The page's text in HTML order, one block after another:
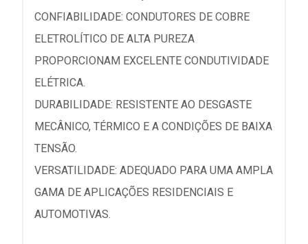
CONFIABILIDADE: CONDUTORES DE COBRE
ELETROLÍTICO DE ALTA PUREZA
PROPORCIONAM EXCELENTE CONDUTIVIDADE
ELÉTRICA.
DURABILIDADE: RESISTENTE AO DESGASTE
MECÂNICO, TÉRMICO E A CONDIÇÕES DE BAIXA
TENSÃO.
VERSATILIDADE: ADEQUADO PARA UMA AMPLA
GAMA DE APLICAÇÕES RESIDENCIAIS E
AUTOMOTIVAS.